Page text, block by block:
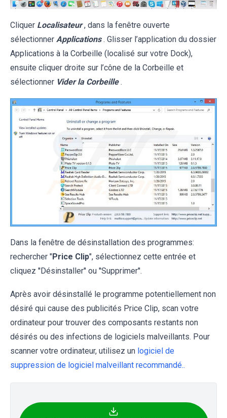
Cliquer Localisateur , dans la fenêtre ouverte
sélectionner Applications . Glisser l’application du dossier
Applications à la Corbeille (localisé sur votre Dock),
ensuite cliquer droite sur l’cône de la Corbeille et
sélectionner Vider la Corbeille .
Dans la fenêtre de désinstallation des programmes:
rechercher "Price Clip", sélectionnez cette entrée et
cliquez ''Désinstaller'' ou ''Supprimer''.
Après avoir désinstallé le programme potentiellement non
désiré qui cause des publicités Price Clip, scan votre
ordinateur pour trouver des composants restants non
désirés ou des infections de logiciels malveillants. Pour
scanner votre ordinateur, utilisez un logiciel de
suppression de logiciel malveillant recommandé..